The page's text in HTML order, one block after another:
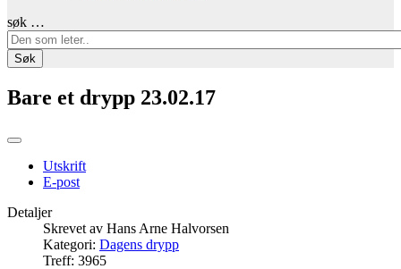
søk …
Søk
Bare et drypp 23.02.17
Utskrift
E-post
Detaljer
Skrevet av Hans Arne Halvorsen
Kategori: Dagens drypp
Treff: 3965